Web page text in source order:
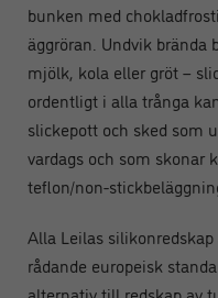
bunken med
äggröran. Undvik brända
mjölk, kola eller gröt –
ordentligt i alla trånga
slickepott och sked som
vardags och som skonar
teflon/non-
Alla Leilas
rådande europeisk